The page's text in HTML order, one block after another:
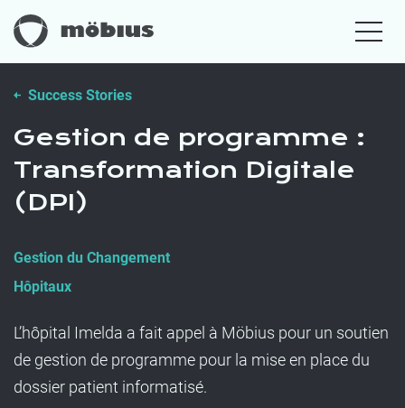
Success Stories
Gestion de programme :
Transformation Digitale
(DPI)
Gestion du Changement
Hôpitaux
L’hôpital Imelda a fait appel à Möbius pour un soutien
de gestion de programme pour la mise en place du
dossier patient informatisé.